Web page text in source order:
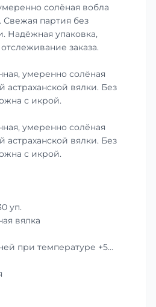
солёная вобла
партия без
Надёжная упаковка,
заказа.
умеренно солёная
астраханской вялки. Без
с икрой.
умеренно солёная
астраханской вялки. Без
с икрой.
уп.
вялка
при температуре +5…